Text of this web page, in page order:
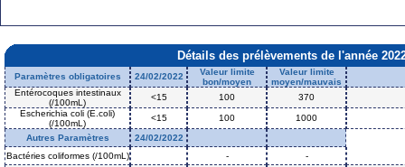
Détails des prélèvements de l'année
Paramètres obligatoires 24/02/2022
Valeur limite
bon/moyen
Valeur limite
moyen/mauvais
Entérocoques intestinaux
(/100mL)
<15 100
370
Escherichia coli (E.coli)
(/100mL)
<15 100
1000
Autres Paramètres
24/02/2022
Bactéries coliformes (/100mL)
-
-